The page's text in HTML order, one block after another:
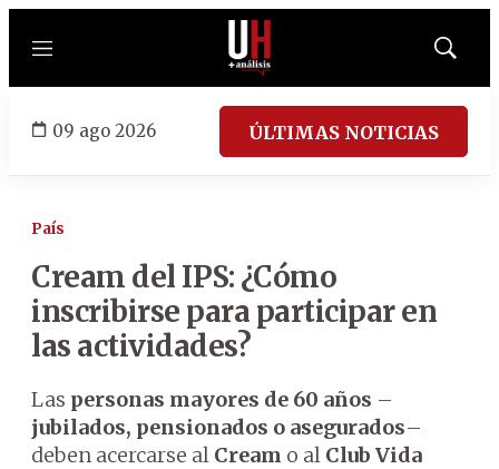
Menú
Mostrar
09 ago 2026 ÚLTIMAS NOTICIAS
País
Cream del IPS: ¿Cómo
inscribirse para participar en
las actividades?
Las personas mayores de 60 años –
jubilados, pensionados o asegurados–
deben acercarse al Cream o al Club Vida